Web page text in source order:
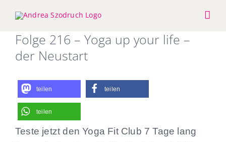
Inhalt
Folge 216 – Yoga up your life –
der Neustart
teilen teilen
teilen
Teste jetzt den Yoga Fit Club 7 Tage lang